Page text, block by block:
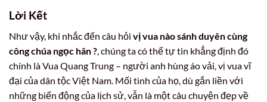
Lời Kết
Như vậy, khi nhắc đến câu hỏi vị vua nào sánh duyên cùng
công chúa ngọc hân ?, chúng ta có thể tự tin khẳng định đó
chính là Vua Quang Trung – người anh hùng áo vải, vị vua vĩ
đại của dân tộc Việt Nam. Mối tình của họ, dù gắn liền với
những biến động của lịch sử, vẫn là một câu chuyện đẹp về